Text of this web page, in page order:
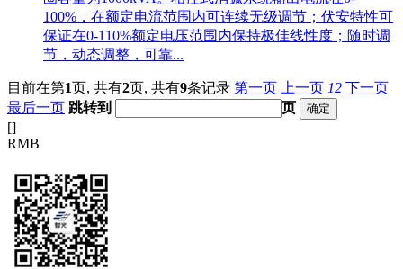
100%，在额定电流范围内可连续无级调节；伏安特性可
保证在0-110%额定电压范围内保持极佳线性度；随时调
节，动态调整，可靠...
目前在第1页, 共有2页, 共有9条记录 第一页 上一页 12 下一页
最后一页 跳转到
页
[]
RMB